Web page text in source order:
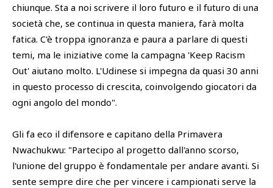
chiunque. Sta a noi scrivere il loro futuro e il futuro di una
società che, se continua in questa maniera, farà molta
fatica. C'è troppa ignoranza e paura a parlare di questi
temi, ma le iniziative come la campagna 'Keep Racism
Out' aiutano molto. L'Udinese si impegna da quasi 30 anni
in questo processo di crescita, coinvolgendo giocatori da
ogni angolo del mondo".
Gli fa eco il difensore e capitano della Primavera
Nwachukwu: "Partecipo al progetto dall'anno scorso,
l'unione del gruppo è fondamentale per andare avanti. Si
sente sempre dire che per vincere i campionati serve la